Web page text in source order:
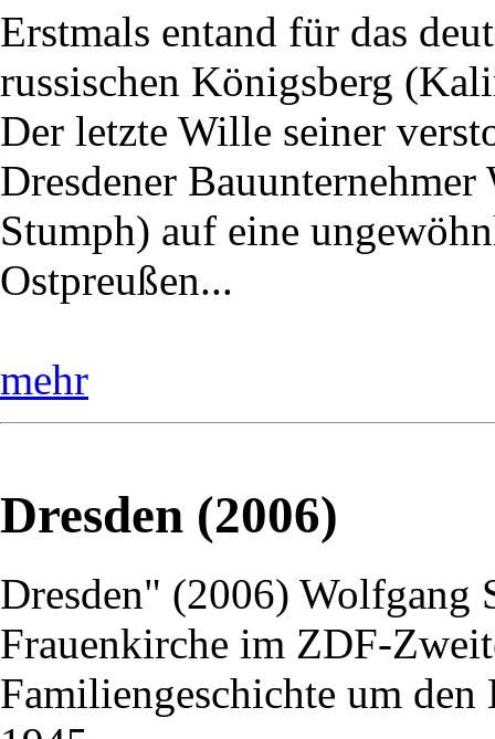
Erstmals entand für das
russischen Königsberg
Der letzte Wille seiner
Dresdener
Stumph) auf eine
Ostpreußen...
mehr
Dresden (2006)
Dresden" (2006) Wolfgang
Frauenkirche im ZDF-
Familiengeschichte um